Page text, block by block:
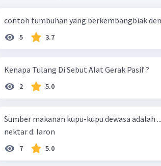
contoh tumbuhan yang berkembangbiak
5 3.7
Kenapa Tulang Di Sebut Alat Gerak Pasif ?
2 5.0
Sumber makanan kupu-kupu dewasa adalah ... a. biji-bijian b. buah-buahan c.
nektar d. laron
7 5.0